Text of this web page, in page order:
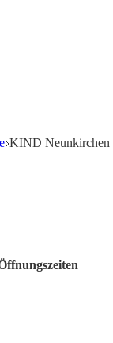
KIND Neunkirchen